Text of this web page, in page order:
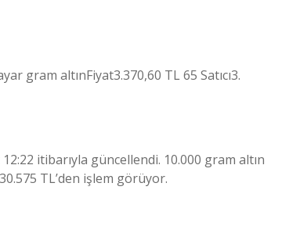
gram altınFiyat3.370,60 TL 65 Satıcı3.
itibarıyla güncellendi. 10.000 gram altın
TL’den işlem görüyor.